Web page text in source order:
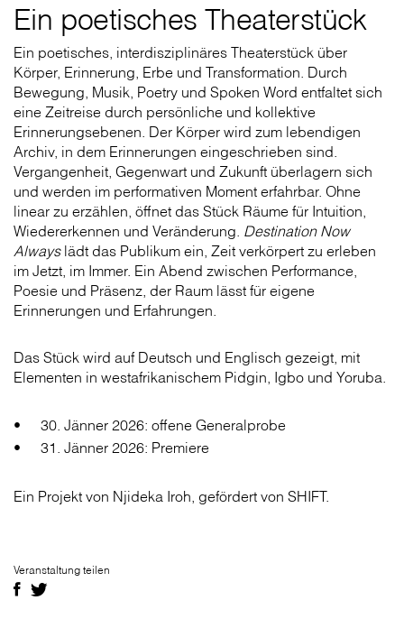
Ein poetisches Theaterstück
Ein poetisches, interdisziplinäres Theaterstück über
Körper, Erinnerung, Erbe und Transformation. Durch
Bewegung, Musik, Poetry und Spoken Word entfaltet sich
eine Zeitreise durch persönliche und kollektive
Erinnerungsebenen. Der Körper wird zum lebendigen
Archiv, in dem Erinnerungen eingeschrieben sind.
Vergangenheit, Gegenwart und Zukunft überlagern sich
und werden im performativen Moment erfahrbar. Ohne
linear zu erzählen, öffnet das Stück Räume für Intuition,
Wiedererkennen und Veränderung. Destination Now
Alwayslädt das Publikum ein, Zeit verkörpert zu erleben
im Jetzt, im Immer. Ein Abend zwischen Performance,
Poesie und Präsenz, der Raum lässt für eigene
Erinnerungen und Erfahrungen.
Das Stück wird auf Deutsch und Englisch gezeigt, mit
Elementen in westafrikanischem Pidgin, Igbo und Yoruba.
30. Jänner 2026: offene Generalprobe
31. Jänner 2026: Premiere
Ein Projekt von Njideka Iroh, gefördert von SHIFT.
Veranstaltung teilen